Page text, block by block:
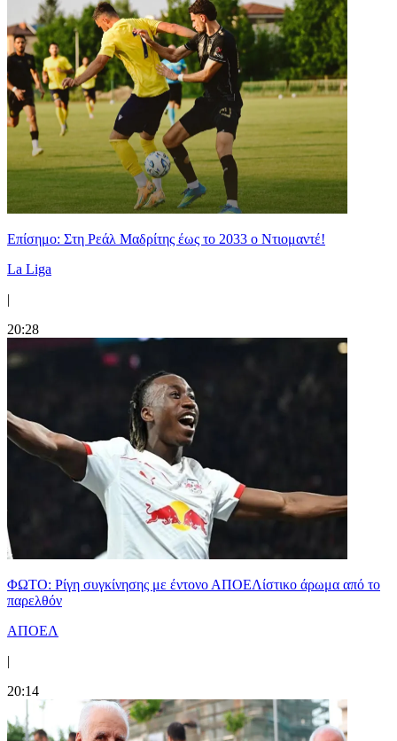
Επίσημο: Στη Ρεάλ Μαδρίτης έως το 2033 ο Ντιομαντέ!
La Liga
|
20:28
ΦΩΤΟ: Ρίγη συγκίνησης με έντονο ΑΠΟΕΛίστικο άρωμα από το
παρελθόν
ΑΠΟΕΛ
|
20:14